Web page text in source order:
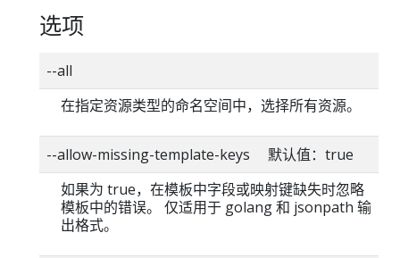
选项
--all
在指定资源类型的命名空间中，选择所有资源。
--allow-missing-template-keys 默认值：true
如果为 true，在模板中字段或映射键缺失时忽略
模板中的错误。 仅适用于 golang 和 jsonpath 输
出格式。